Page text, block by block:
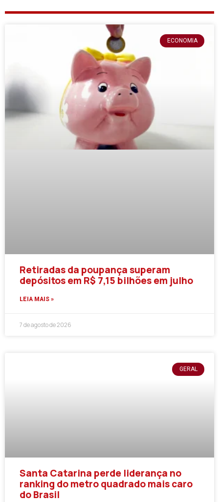
ECONOMIA
Retiradas da poupança superam
depósitos em R$ 7,15 bilhões em julho
LEIA MAIS »
7 de agosto de 2026
GERAL
Santa Catarina perde liderança no
ranking do metro quadrado mais caro
do Brasil